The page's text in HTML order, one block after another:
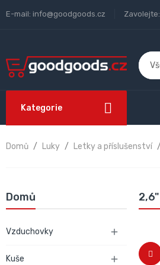
E-mail: info@goodgoods.cz Zavolejte:
Kategorie
Domů Luky Letky a příslušenství
Domů
Vzduchovky 
Kuše 
2,6"